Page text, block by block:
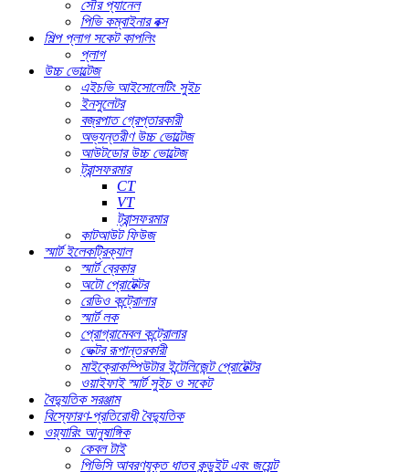
সৌর প্যানেল
পিভি কম্বাইনার বক্স
শিল্প প্লাগ সকেট কাপলিং
প্লাগ
উচ্চ ভোল্টেজ
এইচভি আইসোলেটিং সুইচ
ইনসুলেটর
বজ্রপাত গ্রেপ্তারকারী
অভ্যন্তরীণ উচ্চ ভোল্টেজ
আউটডোর উচ্চ ভোল্টেজ
ট্রান্সফরমার
CT
VT
ট্রান্সফরমার
কাটআউট ফিউজ
স্মার্ট ইলেকট্রিক্যাল
স্মার্ট ব্রেকার
অটো প্রোটেক্টর
রেডিও কন্ট্রোলার
স্মার্ট লক
প্রোগ্রামেবল কন্ট্রোলার
ভেক্টর রূপান্তরকারী
মাইক্রোকম্পিউটার ইন্টেলিজেন্ট প্রোটেক্টর
ওয়াইফাই স্মার্ট সুইচ ও সকেট
বৈদ্যুতিক সরঞ্জাম
বিস্ফোরণ-প্রতিরোধী বৈদ্যুতিক
ওয়্যারিং আনুষাঙ্গিক
কেবল টাই
পিভিসি আবরণযুক্ত ধাতব কন্ডুইট এবং জয়েন্ট